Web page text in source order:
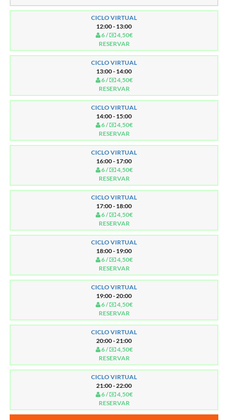
CICLO VIRTUAL
12:00 - 13:00
6 /
4,50€
RESERVAR
CICLO VIRTUAL
13:00 - 14:00
6 /
4,50€
RESERVAR
CICLO VIRTUAL
14:00 - 15:00
6 /
4,50€
RESERVAR
CICLO VIRTUAL
16:00 - 17:00
6 /
4,50€
RESERVAR
CICLO VIRTUAL
17:00 - 18:00
6 /
4,50€
RESERVAR
CICLO VIRTUAL
18:00 - 19:00
6 /
4,50€
RESERVAR
CICLO VIRTUAL
19:00 - 20:00
6 /
4,50€
RESERVAR
CICLO VIRTUAL
20:00 - 21:00
6 /
4,50€
RESERVAR
CICLO VIRTUAL
21:00 - 22:00
6 /
4,50€
RESERVAR